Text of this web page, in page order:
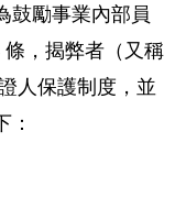
鼓勵事業內部員
，揭弊者（又稱
人保護制度，並
：